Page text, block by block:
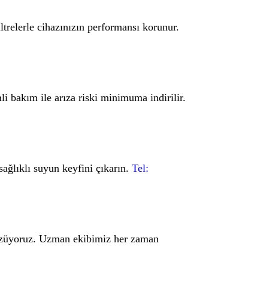
cihazınızın performansı korunur.
bakım ile arıza riski minimuma indirilir.
suyun keyfini çıkarın. Tel:
Uzman ekibimiz her zaman